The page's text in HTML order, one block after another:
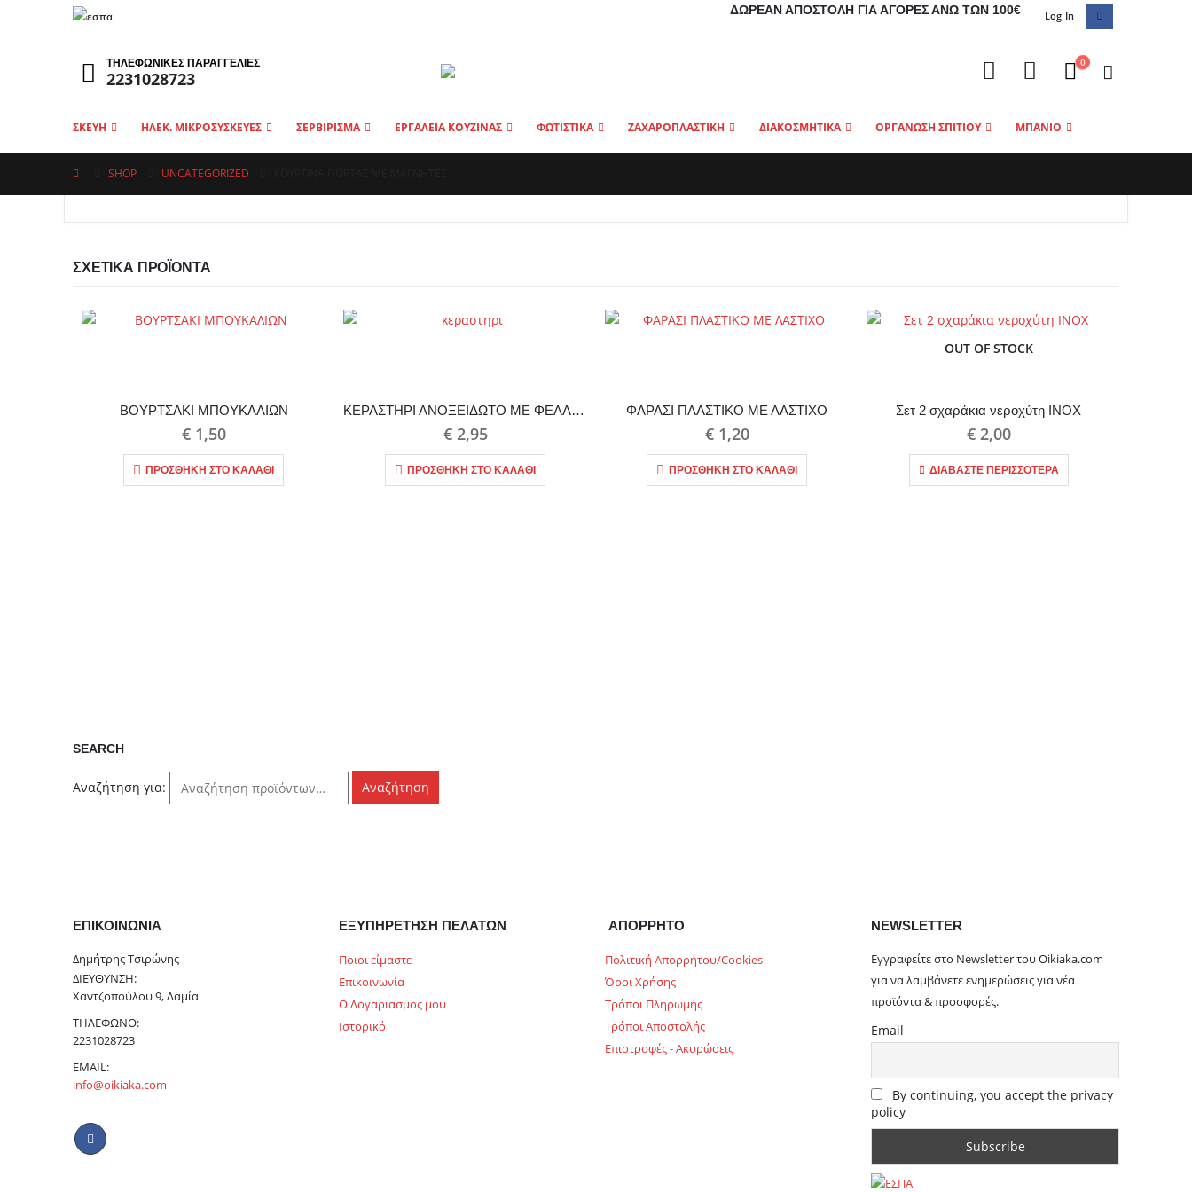
ΔΩΡΕΆΝ ΑΠΟΣΤΟΛΉ ΓΙΑ ΑΓΟΡΈΣ ΆΝΩ ΤΩΝ 100€ Log In
ΤΗΛΕΦΩΝΙΚΕΣ ΠΑΡΑΓΓΕΛΙΕΣ
2231028723
0
ΣΚΕΥΗ ΗΛΕΚ. ΜΙΚΡΟΣΥΣΚΕΥΕΣ ΣΕΡΒΙΡΙΣΜΑ ΕΡΓΑΛΕΙΑ ΚΟΥΖΙΝΑΣ ΦΩΤΙΣΤΙΚΑ ΖΑΧΑΡΟΠΛΑΣΤΙΚΗ ΔΙΑΚΟΣΜΗΤΙΚΑ ΟΡΓΑΝΩΣΗ ΣΠΙΤΙΟΥ ΜΠΑΝΙΟ
SHOP UNCATEGORIZED
ΣΧΕΤΙΚΆ ΠΡΟΪΌΝΤΑ
ΒΟΥΡΤΣΑΚΙ ΜΠΟΥΚΑΛΙΩΝ
€1,50
ΠΡΟΣΘΉΚΗ ΣΤΟ ΚΑΛΆΘΙ
ΚΕΡΑΣΤΗΡΙ ΑΝΟΞΕΙΔΩΤΟ ΜΕ ΦΕΛΛΟ ΚΑΙ ΚΑΠΑΚΙ WESTMARK
€2,95
ΠΡΟΣΘΉΚΗ ΣΤΟ ΚΑΛΆΘΙ
ΦΑΡΑΣΙ ΠΛΑΣΤΙΚΟ ΜΕ ΛΑΣΤΙΧΟ
€1,20
ΠΡΟΣΘΉΚΗ ΣΤΟ ΚΑΛΆΘΙ
OUT OF STOCK
Σετ 2 σχαράκια νεροχύτη ΙΝΟΧ
€2,00
ΔΙΑΒΆΣΤΕ ΠΕΡΙΣΣΌΤΕΡΑ
SEARCH
Αναζήτηση για: Αναζήτηση
ΕΠΙΚΟΙΝΩΝΊΑ
Δημήτρης Τσιρώνης
ΔΙΕΎΘΥΝΣΗ:
Χαντζοπούλου 9, Λαμία
ΤΗΛΈΦΩΝΟ:
2231028723
EMAIL:
info@oikiaka.com
ΕΞΥΠΗΡΕΤΗΣΗ ΠΕΛΑΤΩΝ
Ποιοι είμαστε
Επικοινωνία
Ο Λογαριασμος μου
Ιστορικό
ΑΠΟΡΡΗΤΟ
Πολιτική Απορρήτου/Cookies
Όροι Χρήσης
Τρόποι Πληρωμής
Τρόποι Αποστολής
Επιστροφές - Ακυρώσεις
NEWSLETTER
Εγγραφείτε στο Newsletter του Oikiaka.com
για να λαμβάνετε ενημερώσεις για νέα
προϊόντα & προσφορές.
Email
By continuing, you accept the privacy
policy